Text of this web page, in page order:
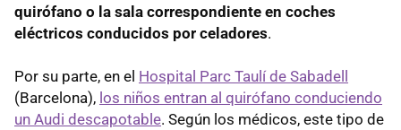
quirófano o la sala correspondiente en coches
eléctricos conducidos por celadores.
Por su parte, en el Hospital Parc Taulí de Sabadell
(Barcelona), los niños entran al quirófano conduciendo
un Audi descapotable. Según los médicos, este tipo de